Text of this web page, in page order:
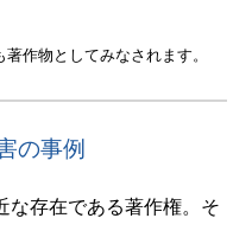
作物としてみなされます。
の事例
な存在である著作権。そ